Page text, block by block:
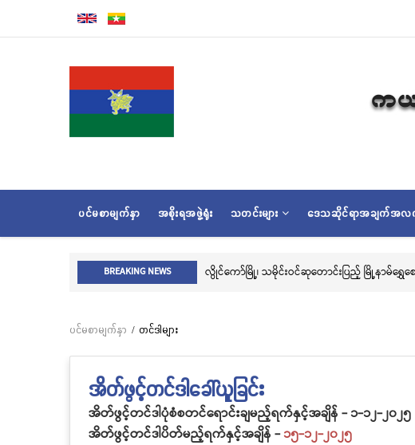
MAIN
NAVIGATION
ပင်မစာမျက်နှာ အစိုးရအဖွဲ့ရုံး သတင်းများ ဒေသဆိုင်ရာအချက်အလက်
BREAKING NEWS လွိုင်ကော်မြို့၊ သမိုင်းဝင်ဆုတောင်းပြည့် မြို့နာမ်ရွှ
Breadcrumb
ပင်မစာမျက်နှာ / တင်ဒါများ
အိတ်ဖွင့်တင်ဒါခေါ်ယူခြင်း
အိတ်ဖွင့်တင်ဒါပုံစံစတင်ရောင်းချမည့်ရက်နှင့်အချိန် -၁-၁၂-၂၀၂၅
အိတ်ဖွင့်တင်ဒါပိတ်မည့်ရက်နှင့်အချိန် -၁၅-၁၂-၂၀၂၅